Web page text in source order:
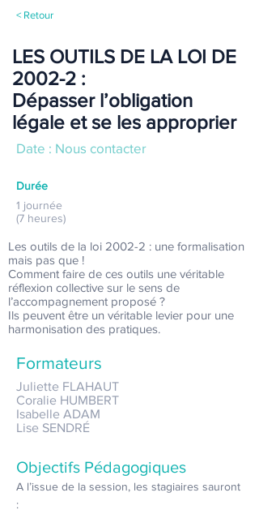
< Retour
LES OUTILS DE LA LOI DE
2002-2 :
Dépasser l’obligation
légale et se les approprier
Date : Nous contacter
Durée
1 journée
(7 heures)
Les outils de la loi 2002-2 : une formalisation
mais pas que !
Comment faire de ces outils une véritable
réflexion collective sur le sens de
l’accompagnement proposé ?
Ils peuvent être un véritable levier pour une
harmonisation des pratiques.
Formateurs
Juliette FLAHAUT
Coralie HUMBERT
Isabelle ADAM
Lise SENDRÉ
Objectifs Pédagogiques
A l’issue de la session, les stagiaires sauront
: